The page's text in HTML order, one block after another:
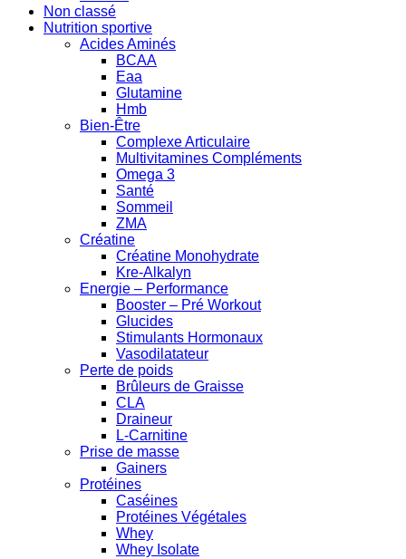
Non classé
Nutrition sportive
Acides Aminés
BCAA
Eaa
Glutamine
Hmb
Bien-Être
Complexe Articulaire
Multivitamines Compléments
Omega 3
Santé
Sommeil
ZMA
Créatine
Créatine Monohydrate
Kre-Alkalyn
Energie – Performance
Booster – Pré Workout
Glucides
Stimulants Hormonaux
Vasodilatateur
Perte de poids
Brûleurs de Graisse
CLA
Draineur
L-Carnitine
Prise de masse
Gainers
Protéines
Caséines
Protéines Végétales
Whey
Whey Isolate